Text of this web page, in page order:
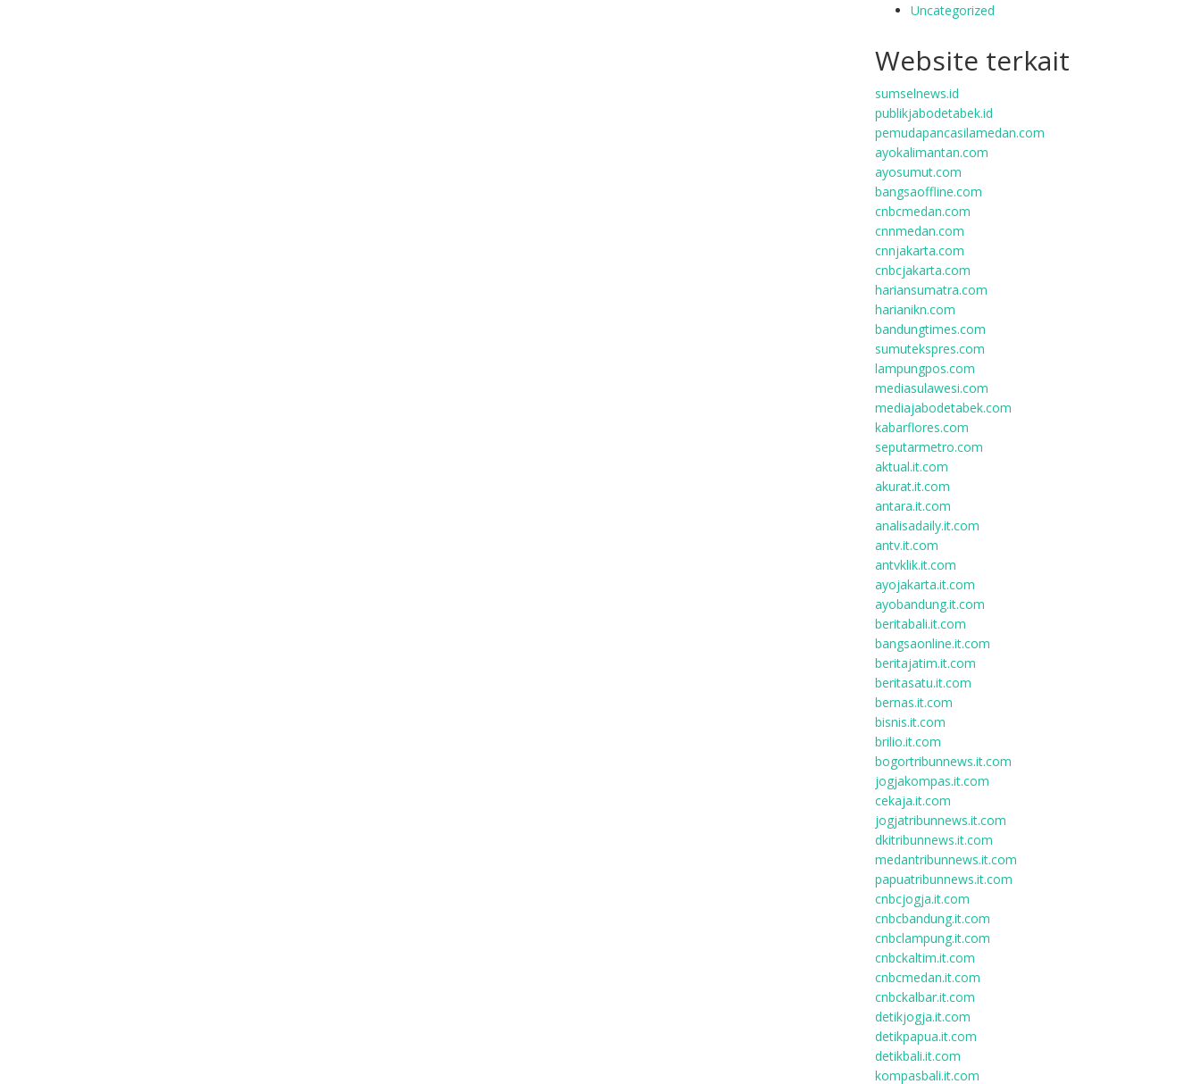
Uncategorized
Website terkait
sumselnews.id
publikjabodetabek.id
pemudapancasilamedan.com
ayokalimantan.com
ayosumut.com
bangsaoffline.com
cnbcmedan.com
cnnmedan.com
cnnjakarta.com
cnbcjakarta.com
hariansumatra.com
harianikn.com
bandungtimes.com
sumutekspres.com
lampungpos.com
mediasulawesi.com
mediajabodetabek.com
kabarflores.com
seputarmetro.com
aktual.it.com
akurat.it.com
antara.it.com
analisadaily.it.com
antv.it.com
antvklik.it.com
ayojakarta.it.com
ayobandung.it.com
beritabali.it.com
bangsaonline.it.com
beritajatim.it.com
beritasatu.it.com
bernas.it.com
bisnis.it.com
brilio.it.com
bogortribunnews.it.com
jogjakompas.it.com
cekaja.it.com
jogjatribunnews.it.com
dkitribunnews.it.com
medantribunnews.it.com
papuatribunnews.it.com
cnbcjogja.it.com
cnbcbandung.it.com
cnbclampung.it.com
cnbckaltim.it.com
cnbcmedan.it.com
cnbckalbar.it.com
detikjogja.it.com
detikpapua.it.com
detikbali.it.com
kompasbali.it.com